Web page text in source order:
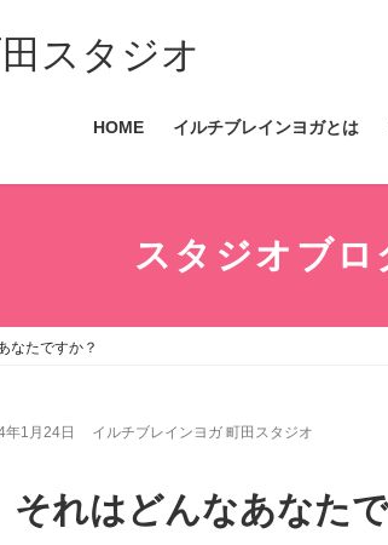
スタジオ
HOME イルチブレインヨガとは
スタジオブロ
なたですか？
年1月24日 イルチブレインヨガ 町田スタジオ
それはどんなあなた